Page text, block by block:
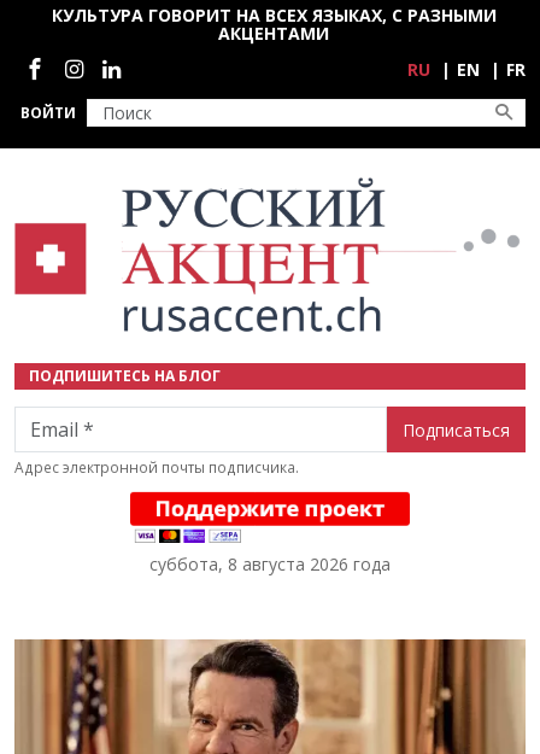
Перейти к основному содержанию
ВОЙТИ
КУЛЬТУРА ГОВОРИТ НА ВСЕХ ЯЗЫКАХ, С РАЗНЫМИ
АКЦЕНТАМИ
Социальные сети
RU EN FR
ПОДПИШИТЕСЬ НА БЛОГ
Email
Адрес электронной почты подписчика.
суббота, 8 августа 2026 года